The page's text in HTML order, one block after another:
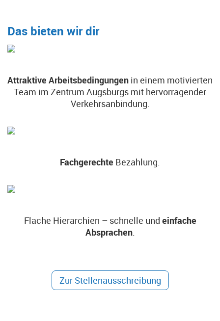
Das bieten wir dir
Attraktive Arbeitsbedingungen in einem motivierten
Team im Zentrum Augsburgs mit hervorragender
Verkehrsanbindung.
Fachgerechte Bezahlung.
Flache Hierarchien – schnelle und einfache
Absprachen.
Zur Stellenausschreibung